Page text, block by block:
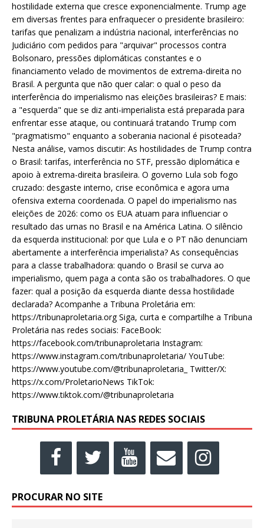
hostilidade externa que cresce exponencialmente. Trump age
em diversas frentes para enfraquecer o presidente brasileiro:
tarifas que penalizam a indústria nacional, interferências no
Judiciário com pedidos para "arquivar" processos contra
Bolsonaro, pressões diplomáticas constantes e o
financiamento velado de movimentos de extrema-direita no
Brasil. A pergunta que não quer calar: o qual o peso da
interferência do imperialismo nas eleições brasileiras? E mais:
a "esquerda" que se diz anti-imperialista está preparada para
enfrentar esse ataque, ou continuará tratando Trump com
"pragmatismo" enquanto a soberania nacional é pisoteada?
Nesta análise, vamos discutir: As hostilidades de Trump contra
o Brasil: tarifas, interferência no STF, pressão diplomática e
apoio à extrema-direita brasileira. O governo Lula sob fogo
cruzado: desgaste interno, crise econômica e agora uma
ofensiva externa coordenada. O papel do imperialismo nas
eleições de 2026: como os EUA atuam para influenciar o
resultado das urnas no Brasil e na América Latina. O silêncio
da esquerda institucional: por que Lula e o PT não denunciam
abertamente a interferência imperialista? As consequências
para a classe trabalhadora: quando o Brasil se curva ao
imperialismo, quem paga a conta são os trabalhadores. O que
fazer: qual a posição da esquerda diante dessa hostilidade
declarada? Acompanhe a Tribuna Proletária em:
https://tribunaproletaria.org Siga, curta e compartilhe a Tribuna
Proletária nas redes sociais: FaceBook:
https://facebook.com/tribunaproletaria Instagram:
https://www.instagram.com/tribunaproletaria/ YouTube:
https://www.youtube.com/@tribunaproletaria_ Twitter/X:
https://x.com/ProletarioNews TikTok:
https://www.tiktok.com/@tribunaproletaria
TRIBUNA PROLETÁRIA NAS REDES SOCIAIS
PROCURAR NO SITE